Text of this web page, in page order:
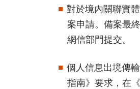
對於境內關聯實
案申請。備案最
網信部門提交。
個人信息出境傳
指南》要求，在